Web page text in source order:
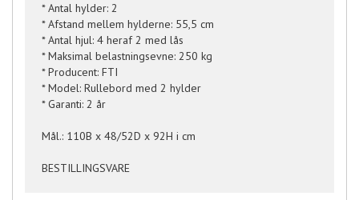
* Antal hylder: 2
* Afstand mellem hylderne: 55,5 cm
* Antal hjul: 4 heraf 2 med lås
* Maksimal belastningsevne: 250 kg
* Producent: FTI
* Model: Rullebord med 2 hylder
* Garanti: 2 år
Mål.: 110B x 48/52D x 92H i cm
BESTILLINGSVARE